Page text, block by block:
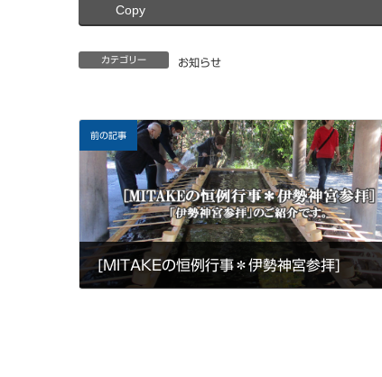
Copy
カテゴリー お知らせ
前の記事
[MITAKEの恒例行事＊伊勢神宮参拝]